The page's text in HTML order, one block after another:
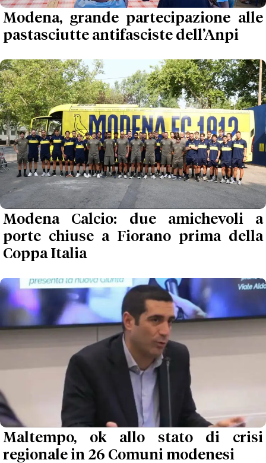
Modena, grande partecipazione alle
pastasciutte antifasciste dell’Anpi
Modena Calcio: due amichevoli a
porte chiuse a Fiorano prima della
Coppa Italia
Maltempo, ok allo stato di crisi
regionale in 26 Comuni modenesi